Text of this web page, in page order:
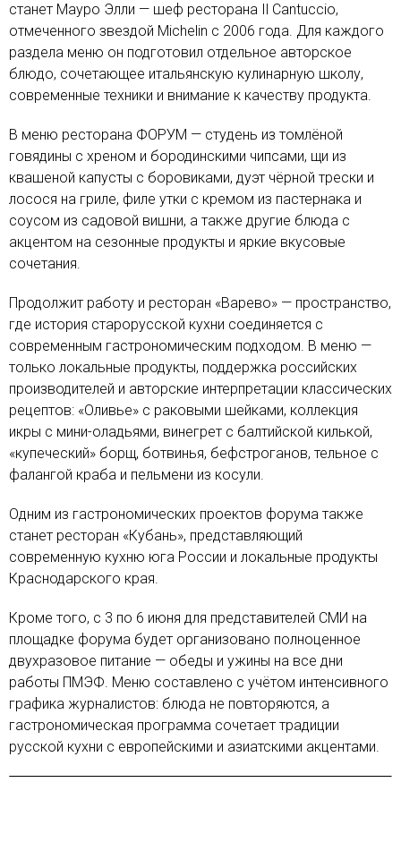
станет Мауро Элли — шеф ресторана Il Cantuccio,
отмеченного звездой Michelin с 2006 года. Для каждого
раздела меню он подготовил отдельное авторское
блюдо, сочетающее итальянскую кулинарную школу,
современные техники и внимание к качеству продукта.
В меню ресторана ФОРУМ — студень из томлёной
говядины с хреном и бородинскими чипсами, щи из
квашеной капусты с боровиками, дуэт чёрной трески и
лосося на гриле, филе утки с кремом из пастернака и
соусом из садовой вишни, а также другие блюда с
акцентом на сезонные продукты и яркие вкусовые
сочетания.
Продолжит работу и ресторан «Варево» — пространство,
где история старорусской кухни соединяется с
современным гастрономическим подходом. В меню —
только локальные продукты, поддержка российских
производителей и авторские интерпретации классических
рецептов: «Оливье» с раковыми шейками, коллекция
икры с мини-оладьями, винегрет с балтийской килькой,
«купеческий» борщ, ботвинья, бефстроганов, тельное с
фалангой краба и пельмени из косули.
Одним из гастрономических проектов форума также
станет ресторан «Кубань», представляющий
современную кухню юга России и локальные продукты
Краснодарского края.
Кроме того, с 3 по 6 июня для представителей СМИ на
площадке форума будет организовано полноценное
двухразовое питание — обеды и ужины на все дни
работы ПМЭФ. Меню составлено с учётом интенсивного
графика журналистов: блюда не повторяются, а
гастрономическая программа сочетает традиции
русской кухни с европейскими и азиатскими акцентами.